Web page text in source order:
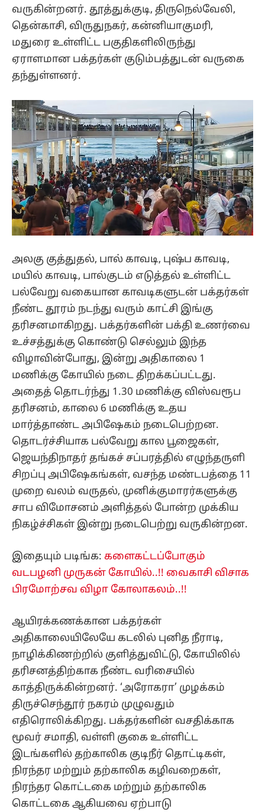
வருகின்றனர். தூத்துக்குடி, திருநெல்வேலி,
தென்காசி, விருதுநகர், கன்னியாகுமரி,
மதுரை உள்ளிட்ட பகுதிகளிலிருந்து
ஏராளமான பக்தர்கள் குடும்பத்துடன் வருகை
தந்துள்ளனர்.
அலகு குத்துதல், பால் காவடி, புஷ்ப காவடி,
மயில் காவடி, பால்குடம் எடுத்தல் உள்ளிட்ட
பல்வேறு வகையான காவடிகளுடன் பக்தர்கள்
நீண்ட தூரம் நடந்து வரும் காட்சி இங்கு
தரிசனமாகிறது. பக்தர்களின் பக்தி உணர்வை
உச்சத்துக்கு கொண்டு செல்லும் இந்த
விழாவின்போது, இன்று அதிகாலை 1
மணிக்கு கோயில் நடை திறக்கப்பட்டது.
அதைத் தொடர்ந்து 1.30 மணிக்கு விஸ்வரூப
தரிசனம், காலை 6 மணிக்கு உதய
மார்த்தாண்ட அபிஷேகம் நடைபெற்றன.
தொடர்ச்சியாக பல்வேறு கால பூஜைகள்,
ஜெயந்திநாதர் தங்கச் சப்பரத்தில் எழுந்தருளி
சிறப்பு அபிஷேகங்கள், வசந்த மண்டபத்தை 11
முறை வலம் வருதல், முனிக்குமாரர்களுக்கு
சாப விமோசனம் அளித்தல் போன்ற முக்கிய
நிகழ்ச்சிகள் இன்று நடைபெற்று வருகின்றன.
இதையும் படிங்க: களைகட்டப்போகும்
வடபழனி முருகன் கோயில்..!! வைகாசி விசாக
பிரமோற்சவ விழா கோலாகலம்..!!
ஆயிரக்கணக்கான பக்தர்கள்
அதிகாலையிலேயே கடலில் புனித நீராடி,
நாழிக்கிணற்றில் குளித்துவிட்டு, கோயிலில்
தரிசனத்திற்காக நீண்ட வரிசையில்
காத்திருக்கின்றனர். ‘அரோகரா’ முழக்கம்
திருச்செந்தூர் நகரம் முழுவதும்
எதிரொலிக்கிறது. பக்தர்களின் வசதிக்காக
மூவர் சமாதி, வள்ளி குகை உள்ளிட்ட
இடங்களில் தற்காலிக குடிநீர் தொட்டிகள்,
நிரந்தர மற்றும் தற்காலிக கழிவறைகள்,
நிரந்தர கொட்டகை மற்றும் தற்காலிக
கொட்டகை ஆகியவை ஏற்பாடு